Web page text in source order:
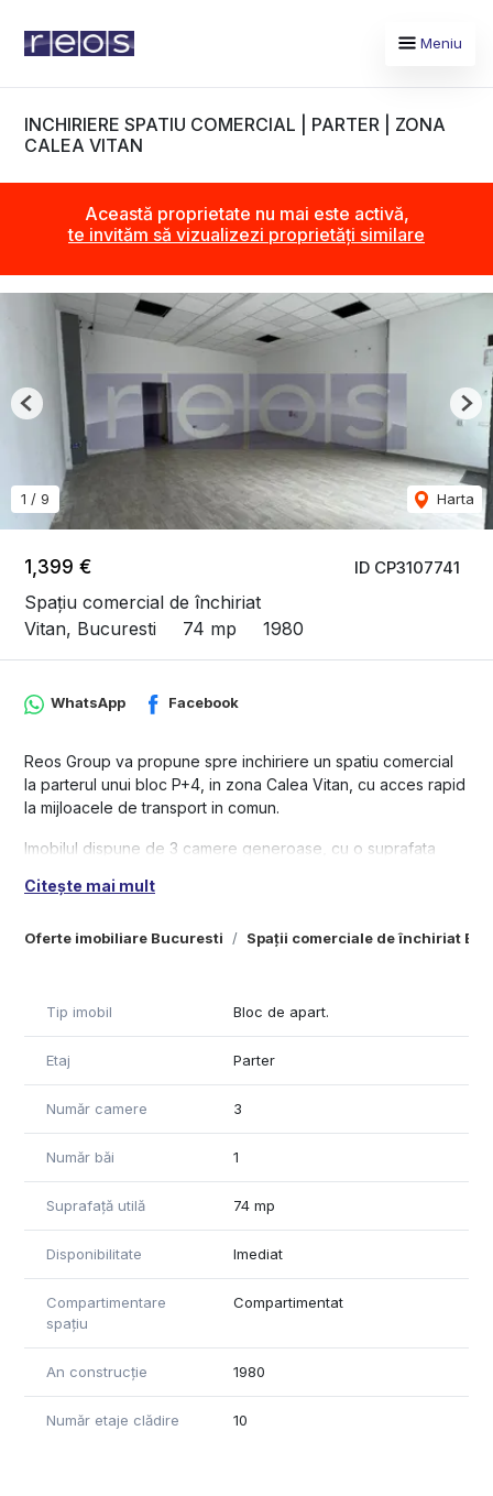
Meniu
INCHIRIERE SPATIU COMERCIAL | PARTER | ZONA
CALEA VITAN
Această proprietate nu mai este activă,
te invităm să vizualizezi proprietăți similare
ID CP3107741
1,399 €
Spațiu comercial de închiriat
Vitan, Bucuresti
74 mp 1980
1 / 9 Harta
Previous
Oferte imobiliare Bucuresti Spații comerciale de închiriat
WhatsApp Facebook
Reos Group va propune spre inchiriere un spatiu comercial
la parterul unui bloc P+4, in zona Calea Vitan, cu acces rapid
la mijloacele de transport in comun.
Imobilul dispune de 3 camere generoase, cu o suprafata
multe domenii.
Avans: 1 luna + garantie 1 luna
Pentru vizionari sau pentru mai multe detalii ne puteți
Citește mai mult
Tip imobil Bloc de apart.
Etaj Parter
Număr camere 3
Număr băi 1
Suprafață utilă 74 mp
Disponibilitate Imediat
Compartimentare
spațiu
Compartimentat
An construcție 1980
Număr etaje clădire 10